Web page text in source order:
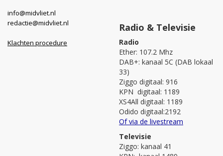
info@midvliet.nl
redactie@midvliet.nl
Klachten procedure
Radio & Televisie
Radio
Ether: 107.2 Mhz
DAB+: kanaal 5C (DAB lokaal
33)
Ziggo digitaal: 916
KPN digitaal: 1189
XS4All digitaal: 1189
Odido digitaal:2192
Of via de livestream
Televisie
Ziggo: kanaal 41